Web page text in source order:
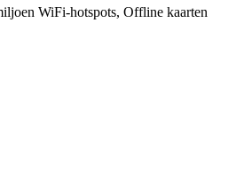
WiFi-hotspots, Offline kaarten